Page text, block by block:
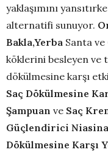
yaklaşımını
alternatifi sunuyor.
Bakla,Yerba Santa
köklerini besleyen ve
dökülmesine karşı
Saç Dökülmesine
Şampuan ve Saç
Güçlendirici
Dökülmesine Karşı